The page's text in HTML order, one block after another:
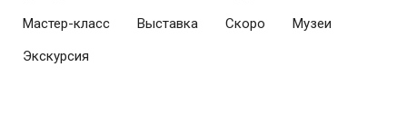
Мастер-класс
Выставка Скоро
Музеи
Экскурсия